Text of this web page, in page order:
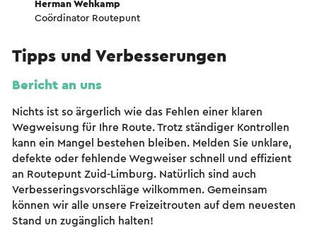
Herman Wehkamp
Coördinator Routepunt
Tipps und Verbesserungen
Bericht an uns
Nichts ist so ärgerlich wie das Fehlen einer klaren
Wegweisung für Ihre Route. Trotz ständiger Kontrollen
kann ein Mangel bestehen bleiben. Melden Sie unklare,
defekte oder fehlende Wegweiser schnell und effizient
an Routepunt Zuid-Limburg. Natürlich sind auch
Verbesseringsvorschläge wilkommen. Gemeinsam
können wir alle unsere Freizeitrouten auf dem neuesten
Stand un zugänglich halten!